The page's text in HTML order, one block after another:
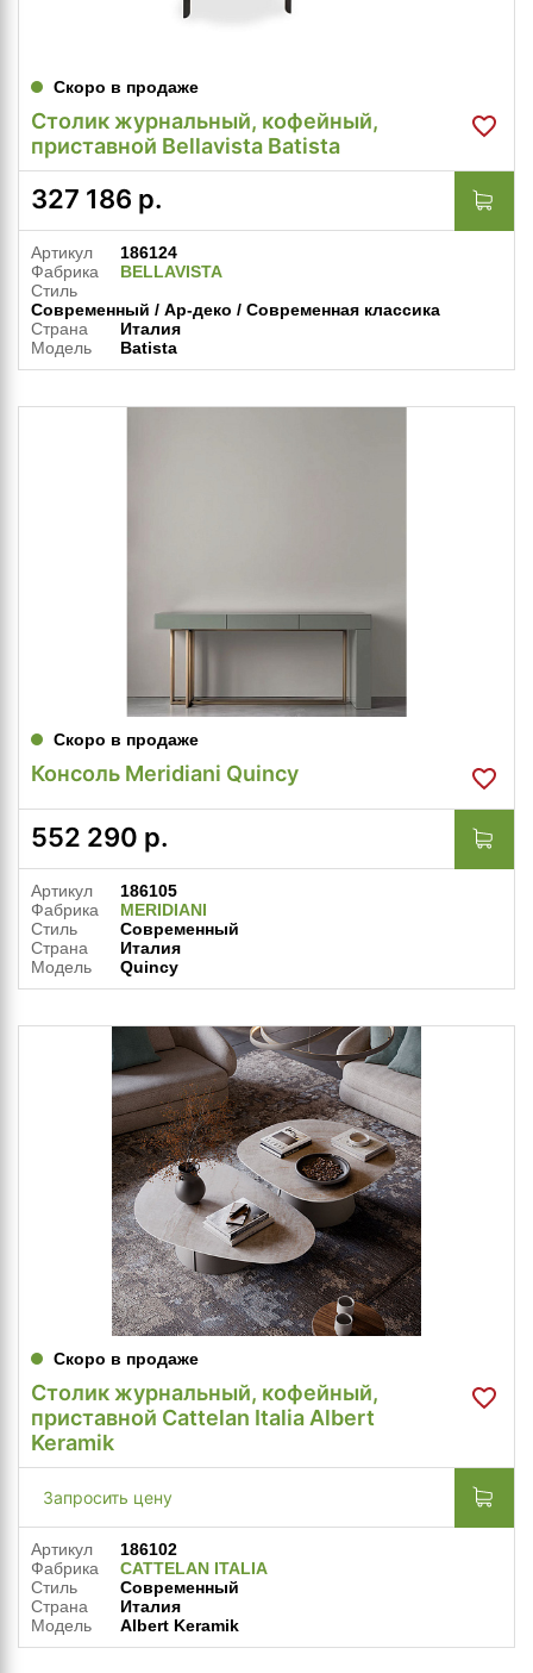
Скоро в продаже
Столик журнальный, кофейный,
приставной Bellavista Batista
327 186 р.
Артикул
186124
Фабрика
BELLAVISTA
Стиль
Современный / Ар-деко / Современная классика
Страна
Италия
Модель
Batista
Скоро в продаже
Консоль Meridiani Quincy
552 290 р.
Артикул
186105
Фабрика
MERIDIANI
Стиль
Современный
Страна
Италия
Модель
Quincy
Скоро в продаже
Столик журнальный, кофейный,
приставной Cattelan Italia Albert
Keramik
Запросить цену
Артикул
186102
Фабрика
CATTELAN ITALIA
Стиль
Современный
Страна
Италия
Модель
Albert Keramik